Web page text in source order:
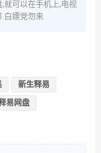
就可以在手机上,电视
白嫖党勿来
新生释易
易网盘